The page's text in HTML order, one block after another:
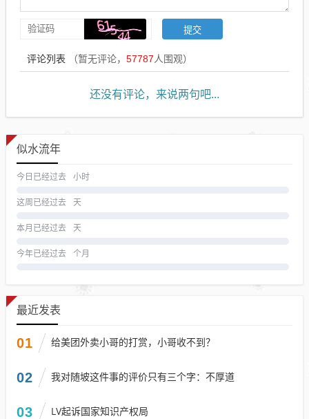
评论列表 （暂无评论， 57787人围观）
还没有评论，来说两句吧...
似水流年
今日已经过去 小时
这周已经过去 天
本月已经过去 天
今年已经过去 个月
最近发表
01 给美团外卖小哥的打赏，小哥收不到？
02 我对随坡这件事的评价只有三个字：不厚道
03 LV起诉国家知识产权局